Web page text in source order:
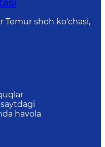
Temur shoh ko‘chasi,
havola